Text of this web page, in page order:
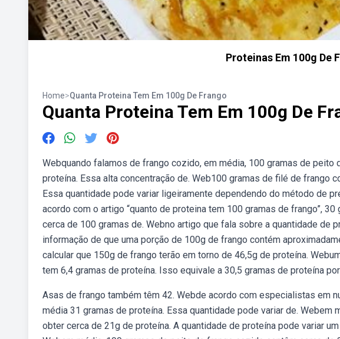
Proteinas Em 100g De
Home>Quanta Proteina Tem Em 100g De Frango
Quanta Proteina Tem Em 100g De
Webquando falamos de frango cozido, em média, 100 gramas de
proteína. Essa alta concentração de. Web100 gramas de filé de frango
Essa quantidade pode variar ligeiramente dependendo do método de
acordo com o artigo “quanto de proteina tem 100 gramas de frango”,
cerca de 100 gramas de. Webno artigo que fala sobre a quantidade de
informação de que uma porção de 100g de frango contém
calcular que 150g de frango terão em torno de 46,5g de proteína.
tem 6,4 gramas de proteína. Isso equivale a 30,5 gramas de proteína
Asas de frango também têm 42. Webde acordo com especialistas em
média 31 gramas de proteína. Essa quantidade pode variar de.
obter cerca de 21g de proteína. A quantidade de proteína pode variar